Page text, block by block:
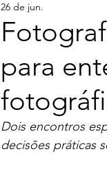
para
26 de jun.
Dois encontros
decisões práticas